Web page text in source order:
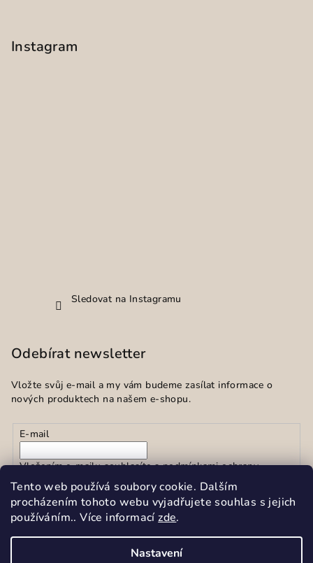
Tento web používá soubory cookie. Dalším
procházením tohoto webu vyjadřujete souhlas s jejich
používáním.. Více informacízde.
Nastavení
Instagram
Sledovat na Instagramu
Odebírat newsletter
Vložte svůj e-mail a my vám budeme zasílat informace o
nových produktech na našem e-shopu.
E-mail
Vložením e-mailu souhlasíte spodmínkami ochrany
osobních údajů
Přihlásit se